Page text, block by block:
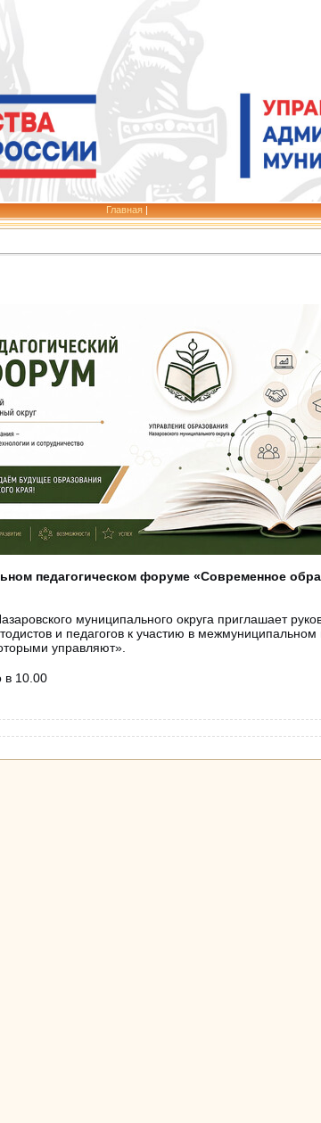
Главная|
педагогическом форуме «Современное
муниципального округа приглашает
и педагогов к участию в
управляют».
в 10.00